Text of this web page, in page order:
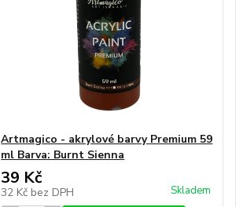
Artmagico - akrylové barvy Premium 59
ml Barva: Burnt Sienna
39 Kč
32 Kč bez DPH Skladem